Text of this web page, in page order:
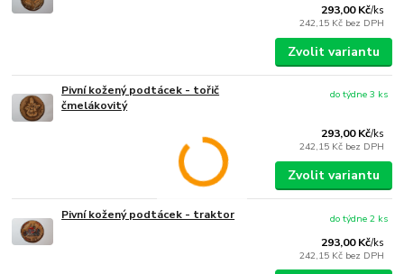
293,00 Kč/ks
242,15 Kč bez DPH
Zvolit variantu
Pivní kožený podtácek - tořič
čmelákovitý
293,00 Kč/ks
242,15 Kč bez DPH
do týdne 3 ks
Zvolit variantu
Pivní kožený podtácek - traktor
293,00 Kč/ks
242,15 Kč bez DPH
do týdne 2 ks